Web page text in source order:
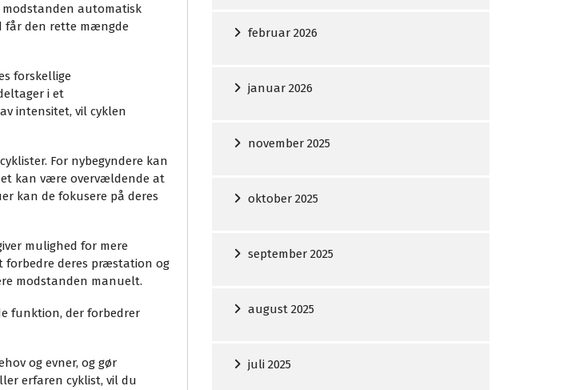
automatisk
får den rette mængde
forskellige
i et
intensitet, vil cyklen
For nybegyndere kan
kan være overvældende at
kan de fokusere på deres
mulighed for mere
forbedre deres præstation og
modstanden manuelt.
funktion, der forbedrer
og evner, og gør
erfaren cyklist, vil du
februar 2026
januar 2026
november 2025
oktober 2025
september 2025
august 2025
juli 2025